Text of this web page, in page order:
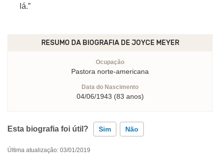
lá.”
RESUMO DA BIOGRAFIA DE JOYCE MEYER
Ocupação
Pastora norte-americana
Data do Nascimento
04/06/1943 (83 anos)
Esta biografia foi útil? Sim Não
Última atualização: 03/01/2019